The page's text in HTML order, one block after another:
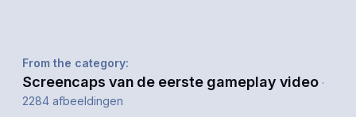
From the category:
Screencaps van de eerste gameplay video ·
2284 afbeeldingen